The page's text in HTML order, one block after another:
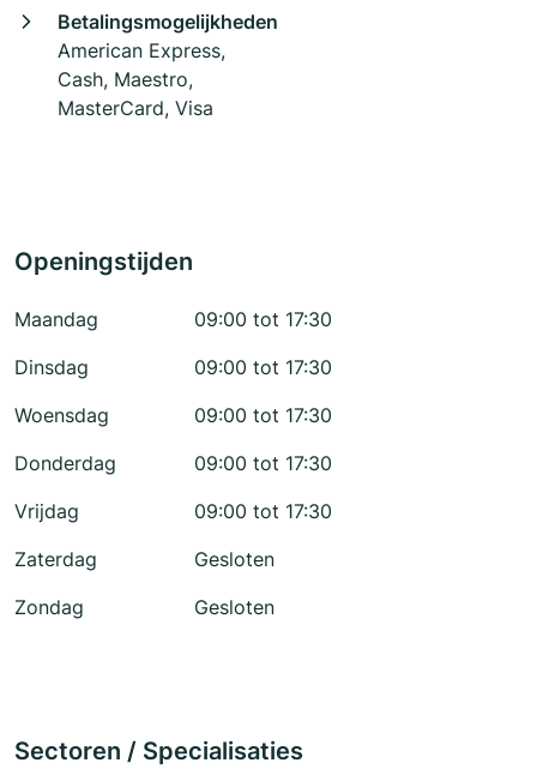
Betalingsmogelijkheden
American Express,
Cash, Maestro,
MasterCard, Visa
Openingstijden
Maandag
09:00 tot 17:30
Dinsdag
09:00 tot 17:30
Woensdag
09:00 tot 17:30
Donderdag
09:00 tot 17:30
Vrijdag
09:00 tot 17:30
Zaterdag
Gesloten
Zondag
Gesloten
Sectoren / Specialisaties